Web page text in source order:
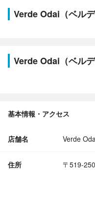
Verde Odai（ベル
Verde Odai（ベル
基本情報・アクセス
店舗名 Verde
住所 〒519-